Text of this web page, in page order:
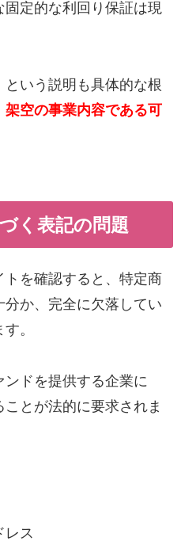
固定的な利回り保証は現
という説明も具体的な根
架空の事業内容である可
く表記の問題
トを確認すると、特定商
か、完全に欠落してい
。
ドを提供する企業に
とが法的に要求されま
レス